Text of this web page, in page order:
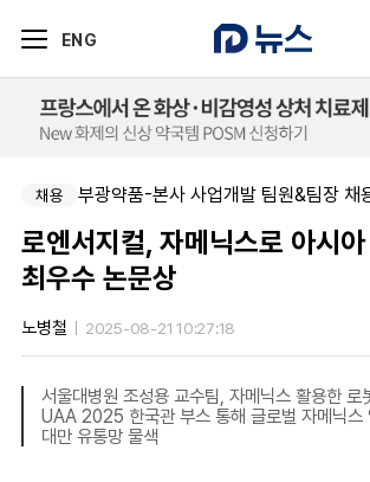
ENG
채용 부광약품-본사 사업개발 팀원&팀장 채
로엔서지컬, 자메닉스로 아시
최우수 논문상
노병철 2025-08-21 10:27:18
서울대병원 조성용 교수팀, 자메닉스 활용한 로
UAA 2025 한국관 부스 통해 글로벌 자메닉스
대만 유통망 물색